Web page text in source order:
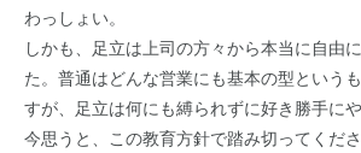
わっしょい。
しかも、足立は上司の方々から本当に自由
た。普通はどんな営業にも基本の型という
すが、足立は何にも縛られずに好き勝手に
今思うと、この教育方針で踏み切ってくだ